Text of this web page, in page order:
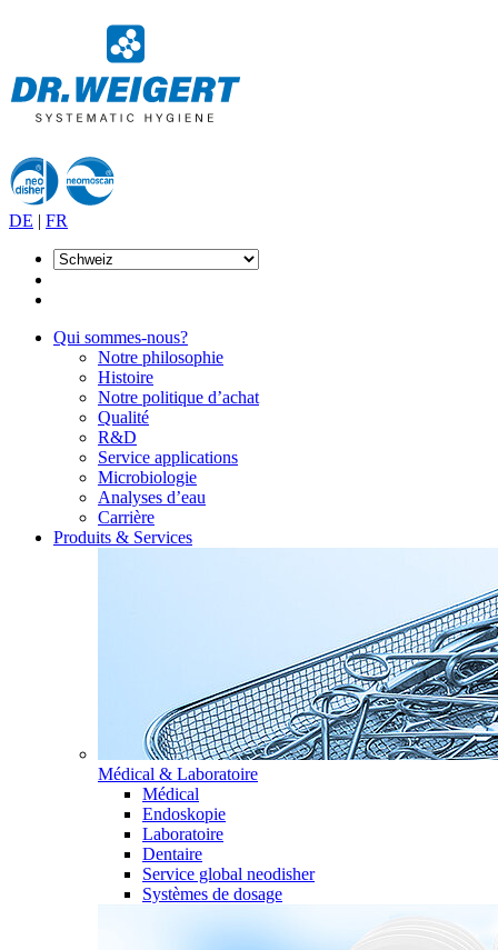
DE | FR
Qui sommes-nous?
Notre philosophie
Histoire
Notre politique d’achat
Qualité
R&D
Service applications
Microbiologie
Analyses d’eau
Carrière
Produits & Services
Médical & Laboratoire
Médical
Endoskopie
Laboratoire
Dentaire
Service global neodisher
Systèmes de dosage